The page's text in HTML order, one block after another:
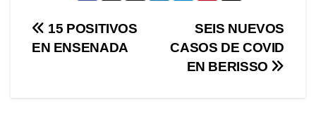
Navegación
SEIS NUEVOS
CASOS DE COVID
EN BERISSO
15 POSITIVOS
EN ENSENADA